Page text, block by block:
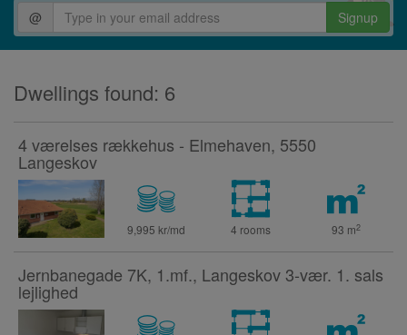
@
Signup
Dwellings found: 6
4 værelses rækkehus - Elmehaven, 5550
Langeskov
9,995 kr/md 4 rooms 93 m2
Jernbanegade 7K, 1.mf., Langeskov 3-vær. 1. sals
lejlighed